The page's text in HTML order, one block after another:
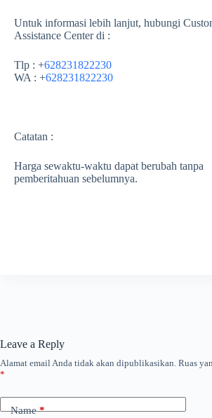
Untuk informasi lebih lanjut, hubungi
Assistance Center di :
Tlp : +628231822230
WA : +628231822230
Catatan :
Harga sewaktu-waktu dapat berubah tanpa
pemberitahuan sebelumnya.
Leave a Reply
Alamat email Anda tidak akan dipublikasikan. Ruas
*
Name*